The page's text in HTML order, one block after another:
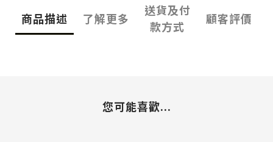
商品描述 了解更多
送貨及付
款方式
顧客評價
您可能喜歡...